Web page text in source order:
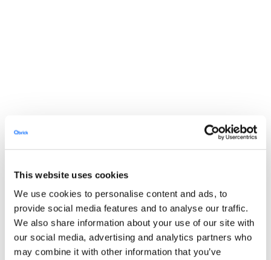
This website uses cookies
We use cookies to personalise content and ads, to
provide social media features and to analyse our traffic.
We also share information about your use of our site with
our social media, advertising and analytics partners who
may combine it with other information that you’ve
uppdragsanalyser. Det innebär att respektive aktör har
analysen. Eventuella estimat, prognoser eller andra
åsikter som presenteras i analyserna representerar
inte Qbrick eller dess företagsledning.
Dokument